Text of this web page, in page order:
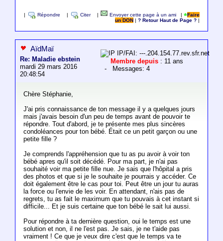
Répondre Citer Envoyer cette page à un ami |
Faire
un DON
|? Retour Haut de Page ?
AïdMaï
Re: Maladie ebstein
mardi 29 mars 2016
20:48:54
IP/FAI: ---.204.154.77.rev.sfr.net
Membre depuis : 11 ans
- Messages: 4
Chère Stéphanie,
J'ai pris connaissance de ton message il y a quelques jours
mais j'avais besoin d'un peu de temps avant de pouvoir te
répondre. Tout d'abord, je te présente mes plus sincères
condoléances pour ton bébé. Était ce un petit garçon ou une
petite fille ?
Je comprends l'appréhension que tu as pu avoir à voir ton
bébé apres qu'il soit décédé. Pour ma part, je n'ai pas
souhaité voir ma petite fille nue. Je sais que l'hôpital a pris
des photos et que si je le souhaite je pourrais y accéder. Ce
doit également être le cas pour toi. Peut être un jour tu auras
la force ou l'envie de les voir. En attendant, n'ais pas de
regrets, tu as fait le maximum que tu pouvais à cet instant si
difficile... Et je suis certaine que ton bébé le sait lui aussi.
Pour répondre à ta dernière question, oui le temps est une
solution et non, il ne l'est pas. Je sais, je ne t'aide pas
vraiment ! Ce que je veux dire c'est que le temps va te